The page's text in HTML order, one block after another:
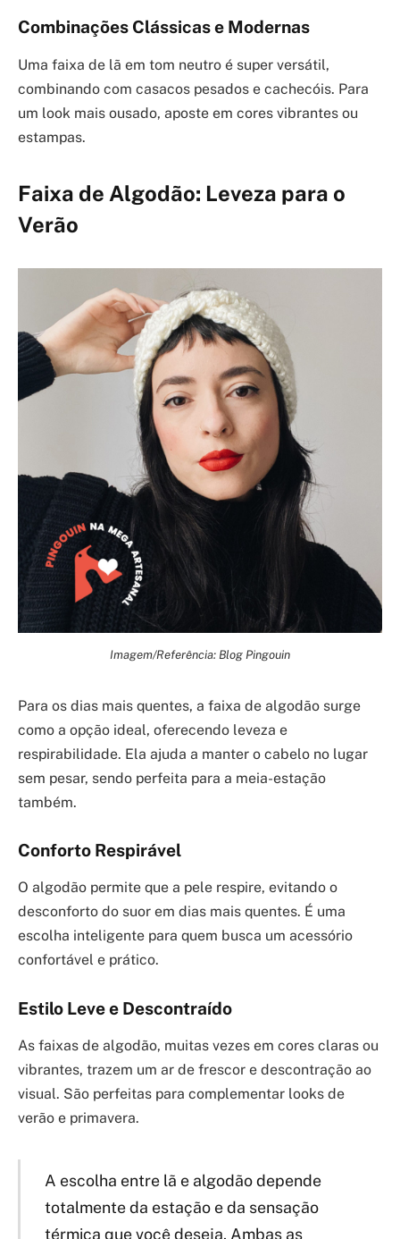
Combinações Clássicas e Modernas
Uma faixa de lã em tom neutro é super versátil,
combinando com casacos pesados e cachecóis. Para
um look mais ousado, aposte em cores vibrantes ou
estampas.
Faixa de Algodão: Leveza para o
Verão
Imagem/Referência: Blog Pingouin
Para os dias mais quentes, a faixa de algodão surge
como a opção ideal, oferecendo leveza e
respirabilidade. Ela ajuda a manter o cabelo no lugar
sem pesar, sendo perfeita para a meia-estação
também.
Conforto Respirável
O algodão permite que a pele respire, evitando o
desconforto do suor em dias mais quentes. É uma
escolha inteligente para quem busca um acessório
confortável e prático.
Estilo Leve e Descontraído
As faixas de algodão, muitas vezes em cores claras ou
vibrantes, trazem um ar de frescor e descontração ao
visual. São perfeitas para complementar looks de
verão e primavera.
A escolha entre lã e algodão depende
totalmente da estação e da sensação
térmica que você deseja. Ambas as